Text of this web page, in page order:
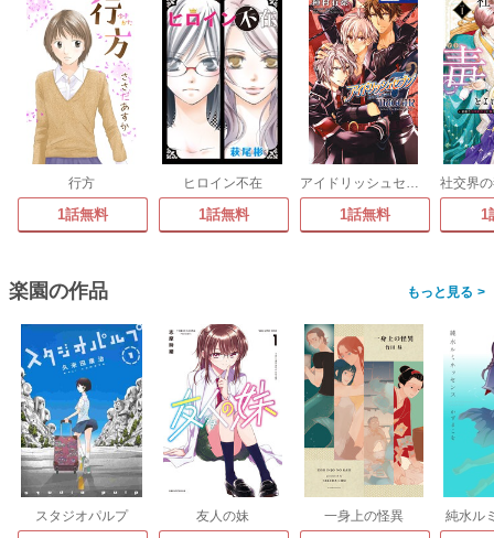
行方
1話無料
ヒロイン不在
1話無料
アイドリッシュセブン TRIGGER-before The Radiant Glory-
1話無料 1
楽園の作品 >
スタジオパルプ 友人の妹 一身上の怪異 純水ル